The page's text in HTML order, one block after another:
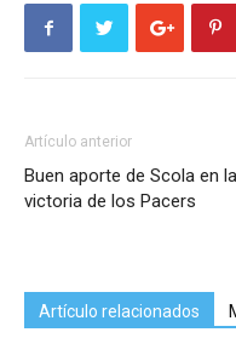
Artículo anterior
Buen aporte de Scola en la
victoria de los Pacers
Artículo relacionados